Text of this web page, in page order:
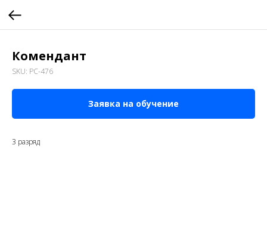
Комендант
SKU: РС-476
Заявка на обучение
3 разряд